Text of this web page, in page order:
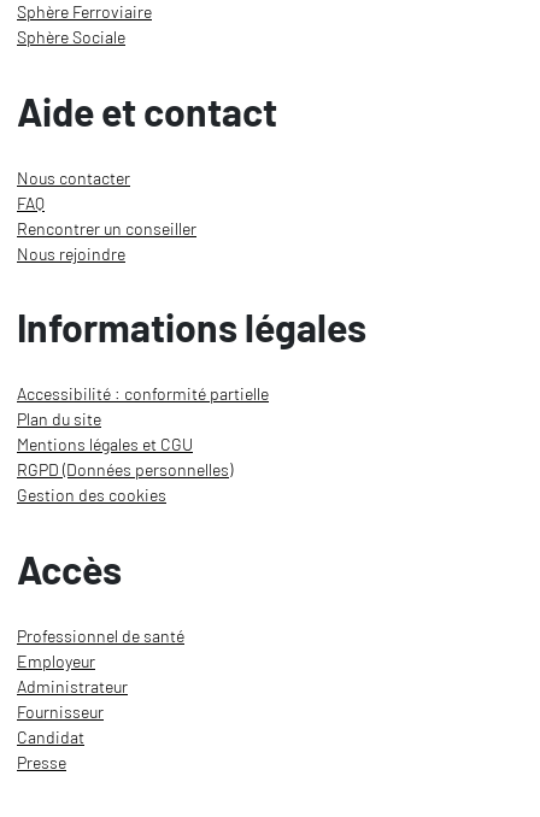
Sphère Ferroviaire
Sphère Sociale
Aide et contact
Nous contacter
FAQ
Rencontrer un conseiller
Nous rejoindre
Informations légales
Accessibilité : conformité partielle
Plan du site
Mentions légales et CGU
RGPD (Données personnelles)
Gestion des cookies
Accès
Professionnel de santé
Employeur
Administrateur
Fournisseur
Candidat
Presse